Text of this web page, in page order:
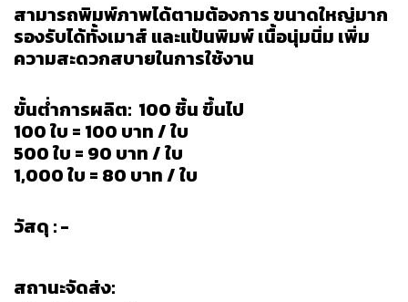
สามารถพิมพ์ภาพได้ตามต้องการ ขนาดใหญ่มาก
รองรับได้ทั้งเมาส์ และแป้นพิมพ์ เนื้อนุ่มนิ่ม เพิ่ม
ความสะดวกสบายในการใช้งาน
ขั้นต่ำการผลิต: 100 ชิ้น ขึ้นไป
100 ใบ = 100 บาท / ใบ
500 ใบ = 90 บาท / ใบ
1,000 ใบ = 80 บาท / ใบ
วัสดุ : -
สถานะจัดส่ง: